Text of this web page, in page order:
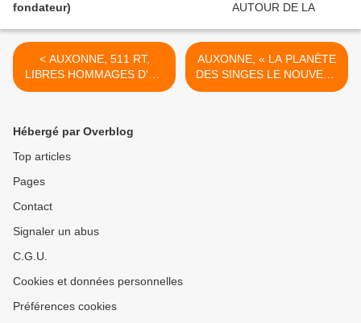
fondateur)
< AUXONNE, 511 RT,
LIBRES HOMMAGES D'UN
ANCIEN (4)- du 24 mai
AUXONNE, « LA PLANÈTE
DES SINGES LE NOUVEAU
ROYAUME » À L'EMPIRE
Hébergé par Overblog
Top articles
Pages
Contact
Signaler un abus
C.G.U.
Cookies et données personnelles
Préférences cookies